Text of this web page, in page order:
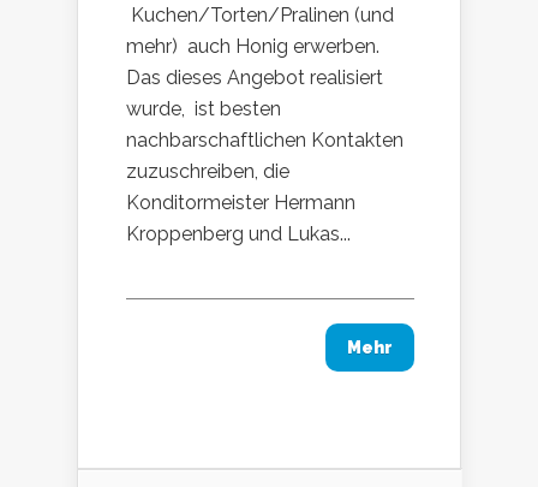
Kuchen/Torten/Pralinen (und
mehr) auch Honig erwerben.
Das dieses Angebot realisiert
wurde, ist besten
nachbarschaftlichen Kontakten
zuzuschreiben, die
Konditormeister Hermann
Kroppenberg und Lukas...
Mehr